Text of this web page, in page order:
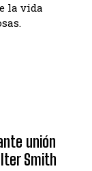
la vida
unión
Smith